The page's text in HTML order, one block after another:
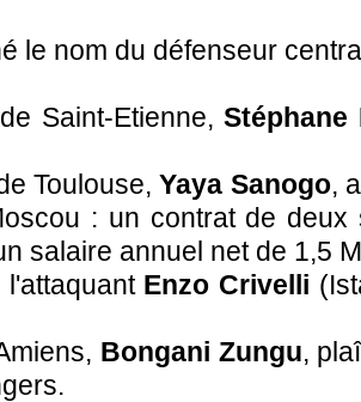
le nom du défenseur
Saint-Etienne,Stéphane
Toulouse,Yaya Sanogo,
: un contrat de
salaire annuel net de 1,5
Enzo Crivelli
Bongani Zungu,